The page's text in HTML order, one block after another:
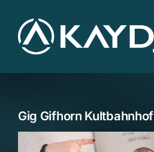
Inhalt
springen
Gig Gifhorn Kultbahnhof